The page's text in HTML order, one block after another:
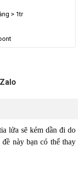
> 1tr
lửa sẽ kém dần đi do
này bạn có thể thay